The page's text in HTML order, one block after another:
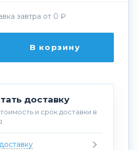
завтра от 0 ₽
В корзину
доставку
и срок доставки в